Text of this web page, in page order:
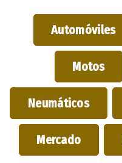
Automóviles
Motos
Neumáticos
Mercado